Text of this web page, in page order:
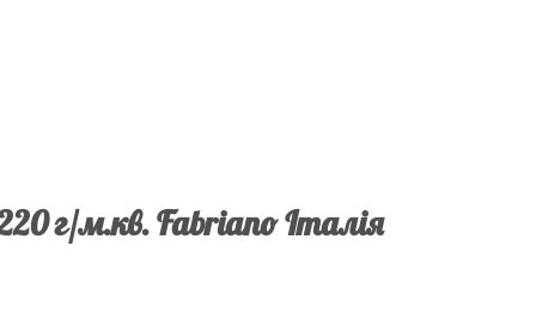
г/м.кв. Fabriano Італія